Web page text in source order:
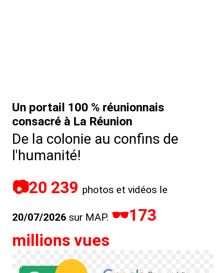
Un portail 100 % réunionnais
consacré à La Réunion
De la colonie au confins de
l'humanité!
📷20 239 photos et vidéos le
20/07/2026 sur MAP. 🕶173
millions vues